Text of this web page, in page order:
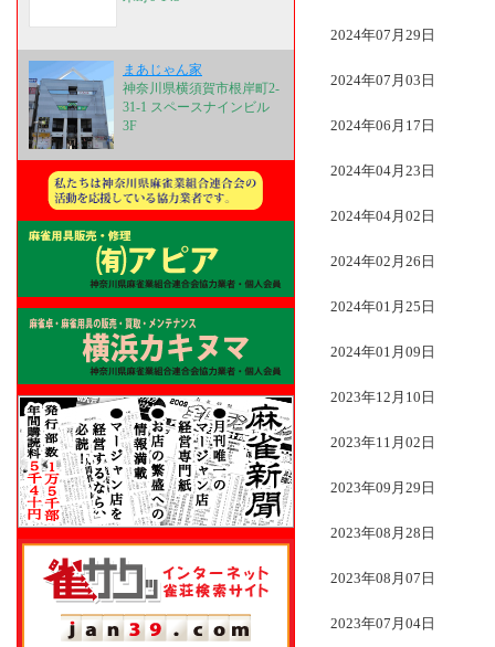
まあじゃん家
神奈川県横須賀市根岸町2-
31-1 スペースナインビル
3F
2024年07月29日
2024年07月03日
2024年06月17日
2024年04月23日
2024年04月02日
2024年02月26日
2024年01月25日
2024年01月09日
2023年12月10日
2023年11月02日
2023年09月29日
2023年08月28日
2023年08月07日
2023年07月04日